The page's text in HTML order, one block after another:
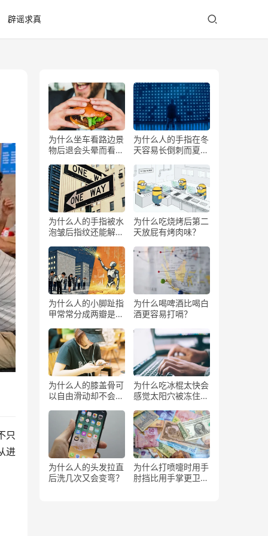
辟谣求真
只
进
为什么坐车看路边景
物后退会头晕而看前
为什么人的手指在冬
天容易长倒刺而夏天
为什么人的手指被水
泡皱后指纹还能解锁
为什么吃烧烤后第二
天放屁有烤肉味？
为什么人的小脚趾指
甲常常分成两瓣是返
为什么喝啤酒比喝白
酒更容易打嗝？
为什么人的膝盖骨可
以自由滑动却不会掉
为什么吃冰棍太快会
感觉太阳穴被冻住了
为什么人的头发拉直
后洗几次又会变弯？
为什么打喷嚏时用手
肘挡比用手掌更卫